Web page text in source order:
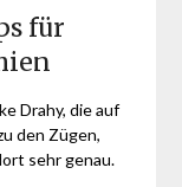
für
Drahy, die auf
den Zügen,
sehr genau.